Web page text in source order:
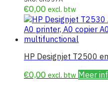
€0,00 excl. btw
HP Designjet T2500
€0,00 excl. btw Meer